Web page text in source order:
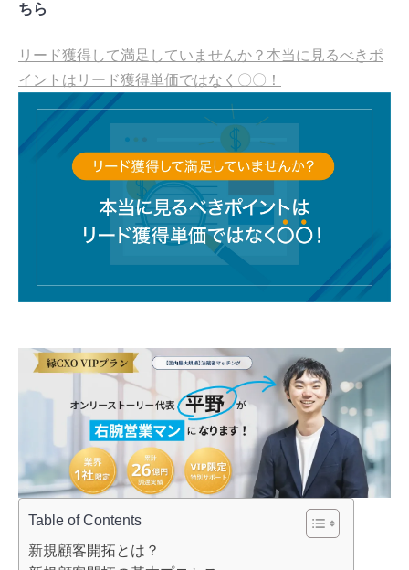
ちら
リード獲得して満足していませんか？本当に見るべきポ
イントはリード獲得単価ではなく〇〇！
Table of Contents
新規顧客開拓とは？